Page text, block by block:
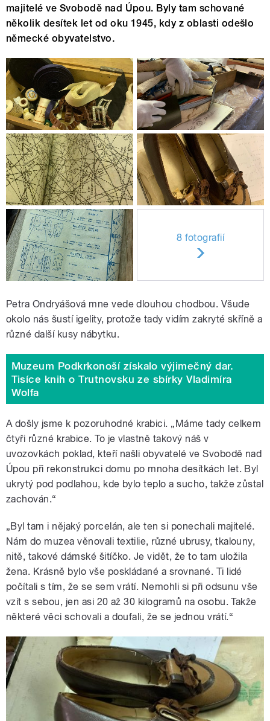
majitelé ve Svobodě nad Úpou. Byly tam schované
několik desítek let od oku 1945, kdy z oblasti odešlo
německé obyvatelstvo.
8 fotografií
Petra Ondryášová mne vede dlouhou chodbou. Všude
okolo nás šustí igelity, protože tady vidím zakryté skříně a
různé další kusy nábytku.
Muzeum Podkrkonoší získalo výjimečný dar.
Tisíce knih o Trutnovsku ze sbírky Vladimíra
Wolfa
A došly jsme k pozoruhodné krabici. „Máme tady celkem
čtyři různé krabice. To je vlastně takový náš v
uvozovkách poklad, kteří našli obyvatelé ve Svobodě nad
Úpou při rekonstrukci domu po mnoha desítkách let. Byl
ukrytý pod podlahou, kde bylo teplo a sucho, takže zůstal
zachován.“
„Byl tam i nějaký porcelán, ale ten si ponechali majitelé.
Nám do muzea věnovali textilie, různé ubrusy, tkalouny,
nitě, takové dámské šitíčko. Je vidět, že to tam uložila
žena. Krásně bylo vše poskládané a srovnané. Ti lidé
počítali s tím, že se sem vrátí. Nemohli si při odsunu vše
vzít s sebou, jen asi 20 až 30 kilogramů na osobu. Takže
některé věci schovali a doufali, že se jednou vrátí.“